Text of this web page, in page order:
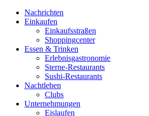
Nachrichten
Einkaufen
Einkaufsstraßen
Shoppingcenter
Essen & Trinken
Erlebnisgastronomie
Sterne-Restaurants
Sushi-Restaurants
Nachtleben
Clubs
Unternehmungen
Eislaufen